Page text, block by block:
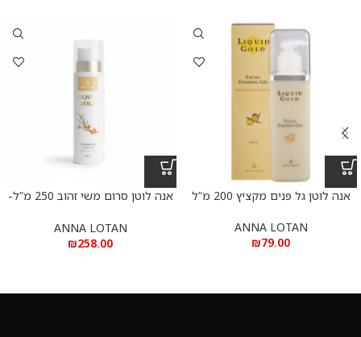
אנה לוטן גל פנים מקציץ 200 מ”ל
ANNA LOTAN
₪79.00
אנה לוטן סרום משי זהוב 250 מ”ל-
serum
ANNA LOTAN
₪258.00